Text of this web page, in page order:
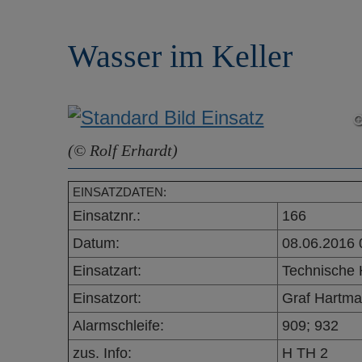
Wasser im Keller
(© Rolf Erhardt)
EINSATZDATEN:
Einsatznr.:
166
Datum:
08.06.2016
Einsatzart:
Technische
Einsatzort:
Graf
Alarmschleife:
909; 932
zus. Info:
H TH 2